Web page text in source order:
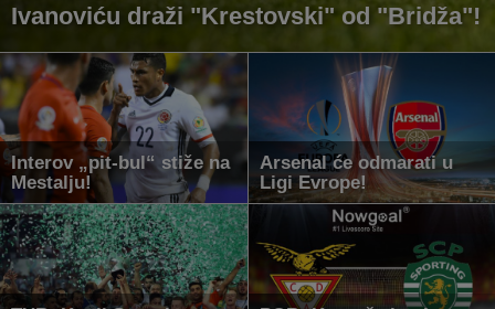
Ivanoviću draži "Krestovski" od "Bridža"!
Interov „pit-bul“ stiže na
Mestalju!
Arsenal će odmarati u
Ligi Evrope!